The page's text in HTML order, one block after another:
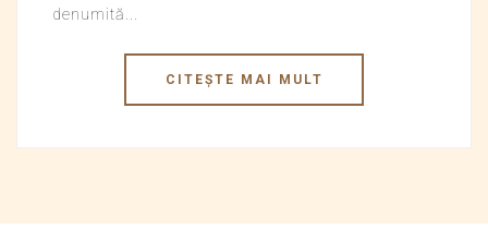
denumită...
CITEȘTE MAI MULT